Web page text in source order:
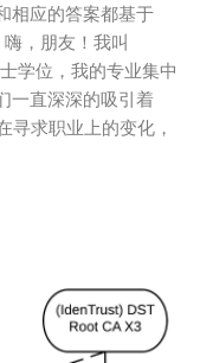
相应的答案都基于
，朋友！我叫
学位，我的专业集中
一直深深的吸引着
寻求职业上的变化，